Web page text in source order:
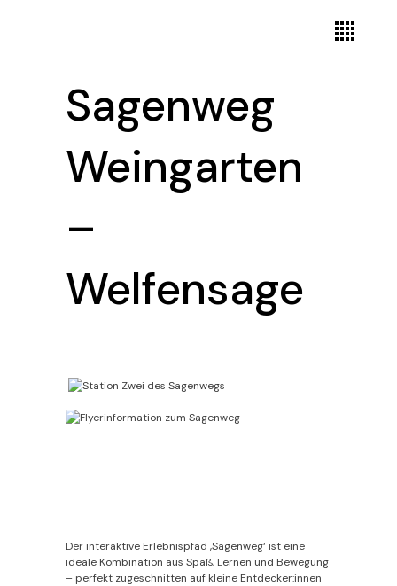
Sagenweg
Weingarten
–
Welfensage
Der interaktive Erlebnispfad ‚Sagenweg‘ ist eine
ideale Kombination aus Spaß, Lernen und Bewegung
– perfekt zugeschnitten auf kleine Entdecker:innen